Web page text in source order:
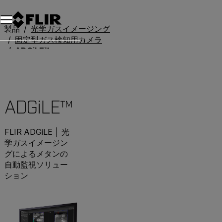
製品
光学ガスイメージング
固定型ガス検知用カメラ
ADGiLE™
ADGiLE™
FLIR ADGiLE │ 光
学ガスイメージン
グによるメタンの
自動監視ソリュー
ション